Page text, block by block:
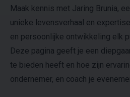
Maak kennis met Jaring Brunia,
unieke levensverhaal en
en persoonlijke ontwikkeling elk
Deze pagina geeft je een
te bieden heeft en hoe zijn
ondernemer, en coach je